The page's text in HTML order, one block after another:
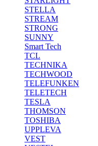
STELLA
STREAM
STRONG
SUNNY
Smart Tech
TCL
TECHNIKA
TECHWOOD
TELEFUNKEN
TELETECH
TESLA
THOMSON
TOSHIBA
UPPLEVA
VEST